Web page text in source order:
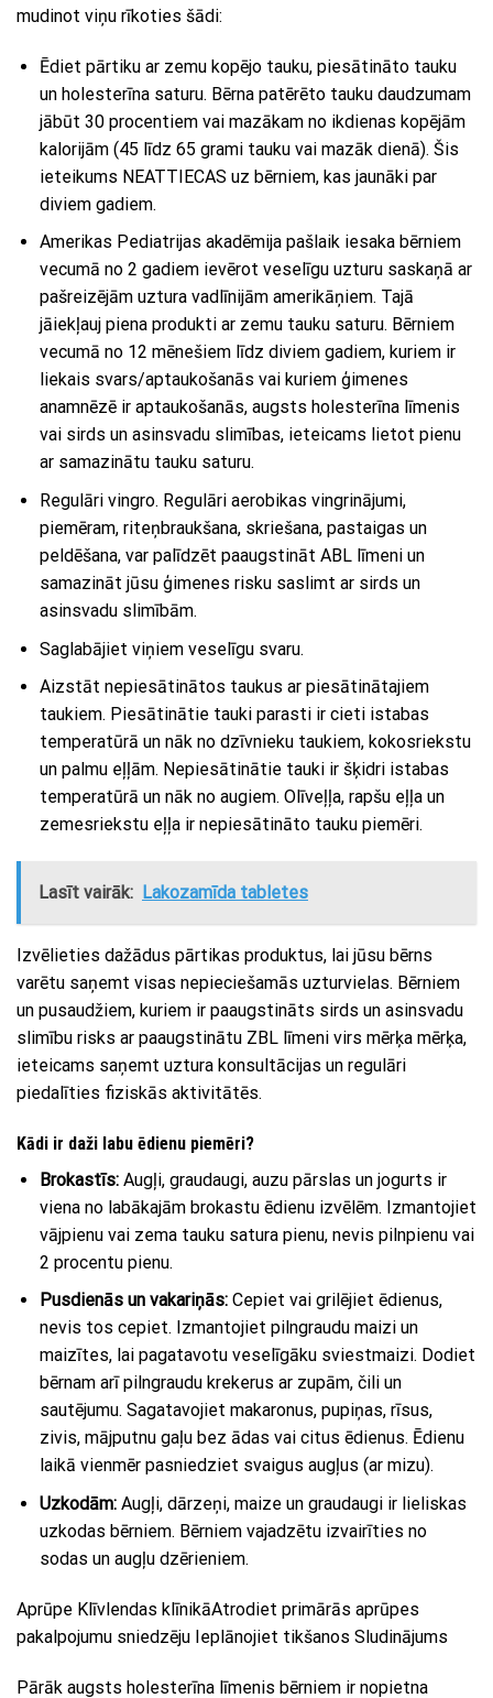
mudinot viņu rīkoties šādi:
Ēdiet pārtiku ar zemu kopējo tauku, piesātināto tauku
un holesterīna saturu. Bērna patērēto tauku daudzumam
jābūt 30 procentiem vai mazākam no ikdienas kopējām
kalorijām (45 līdz 65 grami tauku vai mazāk dienā). Šis
ieteikums NEATTIECAS uz bērniem, kas jaunāki par
diviem gadiem.
Amerikas Pediatrijas akadēmija pašlaik iesaka bērniem
vecumā no 2 gadiem ievērot veselīgu uzturu saskaņā ar
pašreizējām uztura vadlīnijām amerikāņiem. Tajā
jāiekļauj piena produkti ar zemu tauku saturu. Bērniem
vecumā no 12 mēnešiem līdz diviem gadiem, kuriem ir
liekais svars/aptaukošanās vai kuriem ģimenes
anamnēzē ir aptaukošanās, augsts holesterīna līmenis
vai sirds un asinsvadu slimības, ieteicams lietot pienu
ar samazinātu tauku saturu.
Regulāri vingro. Regulāri aerobikas vingrinājumi,
piemēram, riteņbraukšana, skriešana, pastaigas un
peldēšana, var palīdzēt paaugstināt ABL līmeni un
samazināt jūsu ģimenes risku saslimt ar sirds un
asinsvadu slimībām.
Saglabājiet viņiem veselīgu svaru.
Aizstāt nepiesātinātos taukus ar piesātinātajiem
taukiem. Piesātinātie tauki parasti ir cieti istabas
temperatūrā un nāk no dzīvnieku taukiem, kokosriekstu
un palmu eļļām. Nepiesātinātie tauki ir šķidri istabas
temperatūrā un nāk no augiem. Olīveļļa, rapšu eļļa un
zemesriekstu eļļa ir nepiesātināto tauku piemēri.
Lasīt vairāk: Lakozamīda tabletes
Izvēlieties dažādus pārtikas produktus, lai jūsu bērns
varētu saņemt visas nepieciešamās uzturvielas. Bērniem
un pusaudžiem, kuriem ir paaugstināts sirds un asinsvadu
slimību risks ar paaugstinātu ZBL līmeni virs mērķa mērķa,
ieteicams saņemt uztura konsultācijas un regulāri
piedalīties fiziskās aktivitātēs.
Kādi ir daži labu ēdienu piemēri?
Brokastīs: Augļi, graudaugi, auzu pārslas un jogurts ir
viena no labākajām brokastu ēdienu izvēlēm. Izmantojiet
vājpienu vai zema tauku satura pienu, nevis pilnpienu vai
2 procentu pienu.
Pusdienās un vakariņās:Cepiet vai grilējiet ēdienus,
nevis tos cepiet. Izmantojiet pilngraudu maizi un
maizītes, lai pagatavotu veselīgāku sviestmaizi. Dodiet
bērnam arī pilngraudu krekerus ar zupām, čili un
sautējumu. Sagatavojiet makaronus, pupiņas, rīsus,
zivis, mājputnu gaļu bez ādas vai citus ēdienus. Ēdienu
laikā vienmēr pasniedziet svaigus augļus (ar mizu).
Uzkodām:Augļi, dārzeņi, maize un graudaugi ir lieliskas
uzkodas bērniem. Bērniem vajadzētu izvairīties no
sodas un augļu dzērieniem.
Aprūpe Klīvlendas klīnikāAtrodiet primārās aprūpes
pakalpojumu sniedzēju Ieplānojiet tikšanos Sludinājums
Pārāk augsts holesterīna līmenis bērniem ir nopietna